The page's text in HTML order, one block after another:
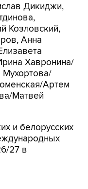
Дикиджи,
Козловский,
Анна
Хавронина/
Артем
Матвей
и белорусских
27 в